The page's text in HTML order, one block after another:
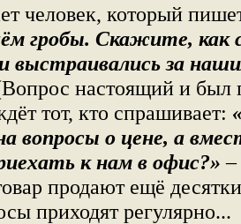
человек, который
гробы. Скажите, как
выстраивались за
настоящий и был
тот, кто спрашивает:
вопросы о цене, а
к нам в офис?» –
продают ещё
приходят регулярно...